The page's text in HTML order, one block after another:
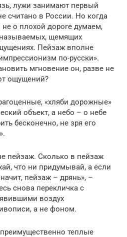
лужи занимают первый
считано в России. Но когда
о плохой дороге думаем,
щемящих
Пейзаж вполне
по-русски».
мгновение он, разве не
ощущений?
«хляби дорожные»
объект, а небо – о небе
бесконечно, не зря его
пейзаж. Сколько в пейзаж
что ни придумывай, а если
пейзаж – дрянь», –
снова перекличка с
воздух
а не фоном.
теплые